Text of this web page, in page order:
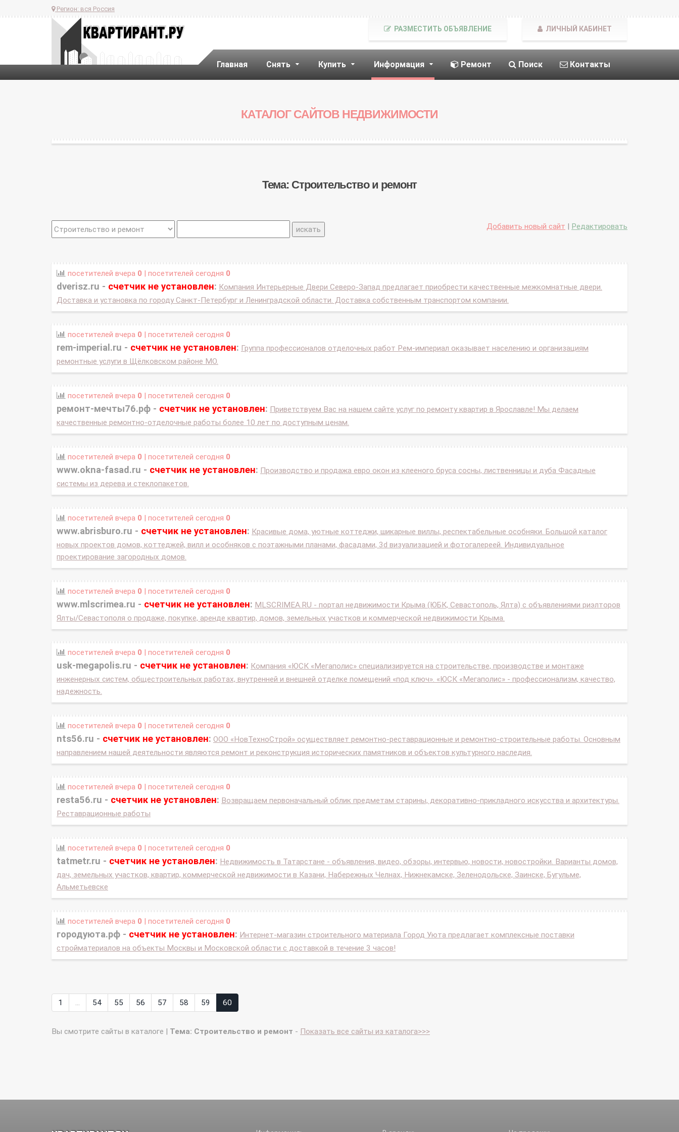
Регион: вся Россия
Главная Снять Купить Информация Ремонт Поиск Контакты
РАЗМЕСТИТЬ ОБЪЯВЛЕНИЕ ЛИЧНЫЙ КАБИНЕТ
КАТАЛОГ САЙТОВ НЕДВИЖИМОСТИ
Тема: Строительство и ремонт
Добавить новый сайт | Редактировать
посетителей вчера 0 | посетителей сегодня 0
dverisz.ru - счетчик не установлен: Компания Интерьерные Двери Северо-Запад предлагает приобрести качественные межкомнатные двери.
Доставка и установка по городу Санкт-Петербург и Ленинградской области. Доставка собственным транспортом компании.
посетителей вчера 0 | посетителей сегодня 0
rem-imperial.ru - счетчик не установлен: Группа профессионалов отделочных работ Рем-империал оказывает населению и организациям
ремонтные услуги в Щёлковском районе МО.
посетителей вчера 0 | посетителей сегодня 0
ремонт-мечты76.рф - счетчик не установлен: Приветствуем Вас на нашем сайте услуг по ремонту квартир в Ярославле! Мы делаем
качественные ремонтно-отделочные работы более 10 лет по доступным ценам.
посетителей вчера 0 | посетителей сегодня 0
www.okna-fasad.ru - счетчик не установлен: Производство и продажа евро окон из клееного бруса сосны, лиственницы и дуба Фасадные
системы из дерева и стеклопакетов.
посетителей вчера 0 | посетителей сегодня 0
www.abrisburo.ru - счетчик не установлен: Красивые дома, уютные коттеджи, шикарные виллы, респектабельные особняки. Большой каталог
новых проектов домов, коттеджей, вилл и особняков с поэтажными планами, фасадами, 3d визуализацией и фотогалереей. Индивидуальное
проектирование загородных домов.
посетителей вчера 0 | посетителей сегодня 0
www.mlscrimea.ru - счетчик не установлен: MLSCRIMEA.RU - портал недвижимости Крыма (ЮБК, Севастополь, Ялта) с объявлениями риэлторов
Ялты/Севастополя о продаже, покупке, аренде квартир, домов, земельных участков и коммерческой недвижимости Крыма.
посетителей вчера 0 | посетителей сегодня 0
usk-megapolis.ru - счетчик не установлен: Компания «ЮСК «Мегаполис» специализируется на строительстве, производстве и монтаже
инженерных систем, общестроительных работах, внутренней и внешней отделке помещений «под ключ». «ЮСК «Мегаполис» - профессионализм, качество,
надежность.
посетителей вчера 0 | посетителей сегодня 0
nts56.ru - счетчик не установлен: ООО «НовТехноСтрой» осуществляет ремонтно-реставрационные и ремонтно-строительные работы. Основным
направлением нашей деятельности являются ремонт и реконструкция исторических памятников и объектов культурного наследия.
посетителей вчера 0 | посетителей сегодня 0
resta56.ru - счетчик не установлен: Возвращаем первоначальный облик предметам старины, декоративно-прикладного искусства и архитектуры.
Реставрационные работы
посетителей вчера 0 | посетителей сегодня 0
tatmetr.ru - счетчик не установлен: Недвижимость в Татарстане - объявления, видео, обзоры, интервью, новости, новостройки. Варианты домов,
дач, земельных участков, квартир, коммерческой недвижимости в Казани, Набережных Челнах, Нижнекамске, Зеленодольске, Заинске, Бугульме,
Альметьевске
посетителей вчера 0 | посетителей сегодня 0
городуюта.рф - счетчик не установлен: Интернет-магазин строительного материала Город Уюта предлагает комплексные поставки
стройматериалов на объекты Москвы и Московской области с доставкой в течение 3 часов!
1 ... 54 55 56 57 58 59 60
Вы смотрите сайты в каталоге | Тема: Строительство и ремонт - Показать все сайты из каталога>>>